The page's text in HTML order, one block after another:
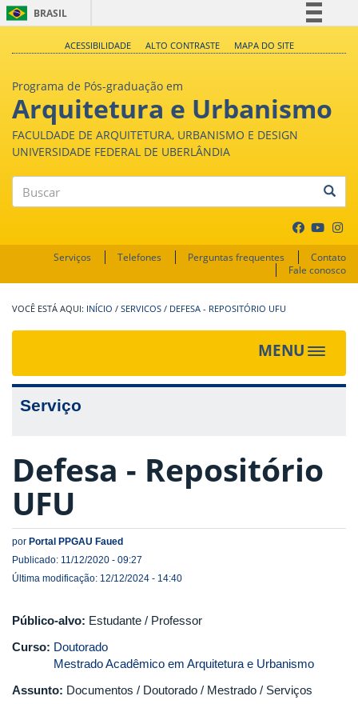
BRASIL
Acesso à informação
Legislação
ACESSIBILIDADE ALTO CONTRASTE MAPA DO SITE
Programa de Pós-graduação em
Arquitetura e Urbanismo
FACULDADE DE ARQUITETURA, URBANISMO E DESIGN
UNIVERSIDADE FEDERAL DE UBERLÂNDIA
Serviços Telefones Perguntas frequentes
Contato
Fale conosco
INÍCIO / SERVICOS / DEFESA - REPOSITÓRIO UFU
MENU
Toggle
Serviço
Defesa - Repositório
UFU
por Portal PPGAU Faued
Publicado: 11/12/2020 - 09:27
Última modificação: 12/12/2024 - 14:40
Público-alvo: Estudante / Professor
Curso: Doutorado
Mestrado Acadêmico em Arquitetura e Urbanismo
Assunto: Documentos / Doutorado / Mestrado / Serviços